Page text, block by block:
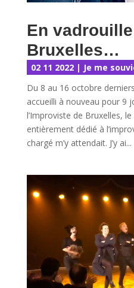
En
Bruxelles…
02 11 2022| Je me
Du 8 au 16 octobre
accueilli à nouveau pour 9
l’Improviste de Bruxelles,
entièrement dédié à
chargé m’y attendait. J’y ai...